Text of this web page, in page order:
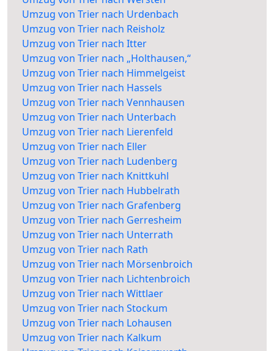
Umzug von Trier nach Urdenbach
Umzug von Trier nach Reisholz
Umzug von Trier nach Itter
Umzug von Trier nach „Holthausen,“
Umzug von Trier nach Himmelgeist
Umzug von Trier nach Hassels
Umzug von Trier nach Vennhausen
Umzug von Trier nach Unterbach
Umzug von Trier nach Lierenfeld
Umzug von Trier nach Eller
Umzug von Trier nach Ludenberg
Umzug von Trier nach Knittkuhl
Umzug von Trier nach Hubbelrath
Umzug von Trier nach Grafenberg
Umzug von Trier nach Gerresheim
Umzug von Trier nach Unterrath
Umzug von Trier nach Rath
Umzug von Trier nach Mörsenbroich
Umzug von Trier nach Lichtenbroich
Umzug von Trier nach Wittlaer
Umzug von Trier nach Stockum
Umzug von Trier nach Lohausen
Umzug von Trier nach Kalkum